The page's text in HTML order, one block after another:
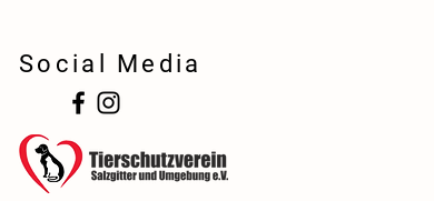
Social Media